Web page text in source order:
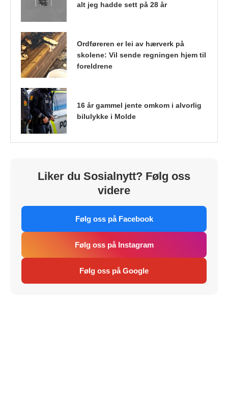
alt jeg hadde sett på 28 år
Ordføreren er lei av hærverk på
skolene: Vil sende regningen hjem til
foreldrene
16 år gammel jente omkom i alvorlig
bilulykke i Molde
Liker du Sosialnytt? Følg oss
videre
Følg oss på Facebook
Følg oss på Instagram
Følg oss på Google